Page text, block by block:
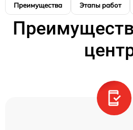
Преимущества Этапы работ